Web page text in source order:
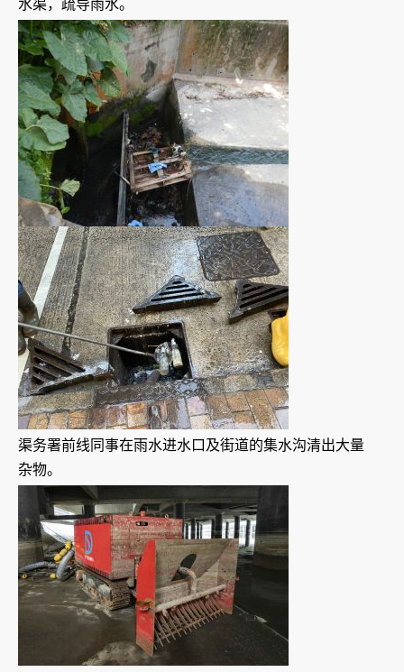
水渠，疏导雨水。
渠务署前线同事在雨水进水口及街道的集水沟清出大量
杂物。